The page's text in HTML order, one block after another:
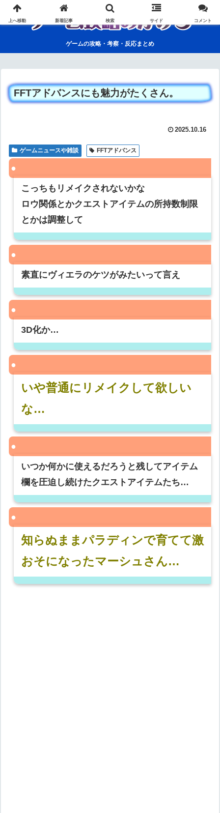
ゲームの攻略・考察・反応まとめ
FFTアドバンスにも魅力がたくさん。
2025.10.16
ゲームニュースや雑談 FFTアドバンス
こっちもリメイクされないかな
ロウ関係とかクエストアイテムの所持数制限
とかは調整して
素直にヴィエラのケツがみたいって言え
3D化か…
いや普通にリメイクして欲しい
な…
いつか何かに使えるだろうと残してアイテム
欄を圧迫し続けたクエストアイテムたち…
知らぬままパラディンで育てて激
おそになったマーシュさん…
上へ移動 新着記事 検索 サイド コメント